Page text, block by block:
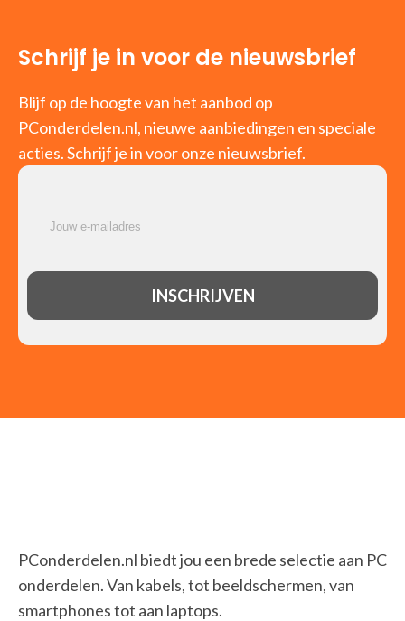
Schrijf je in voor de nieuwsbrief
Blijf op de hoogte van het aanbod op
PConderdelen.nl, nieuwe aanbiedingen en speciale
acties. Schrijf je in voor onze nieuwsbrief.
PConderdelen.nl biedt jou een brede selectie aan PC
onderdelen. Van kabels, tot beeldschermen, van
smartphones tot aan laptops.